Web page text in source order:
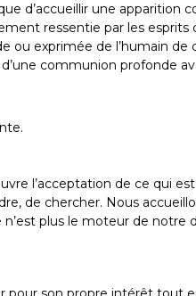
d’accueillir une apparition
ressentie par les esprits
ou exprimée de l’humain de
communion profonde
l’acceptation de ce qui
de chercher. Nous
plus le moteur de notre